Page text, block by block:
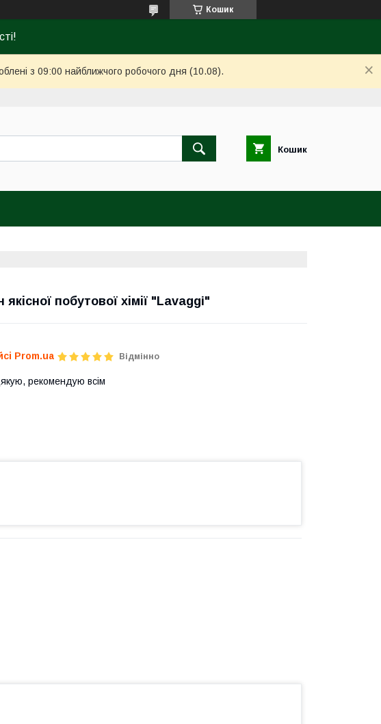
Кошик
з 09:00 найближчого робочого дня (10.08).
Кошик
побутової хімії "Lavaggi"
Prom.ua Відмінно
рекомендую всім